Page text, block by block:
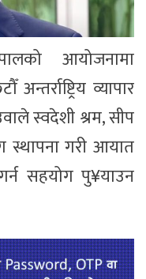
आयोजनामा
व्यापार
स्वदेशी श्रम, सीप
स्थापना गरी आयात
गर्न सहयोग पु¥याउन